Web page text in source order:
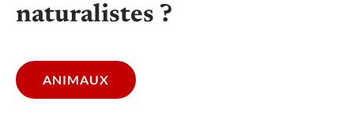
naturalistes ?
ANIMAUX